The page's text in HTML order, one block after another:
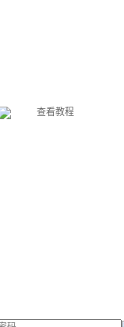
查看教程